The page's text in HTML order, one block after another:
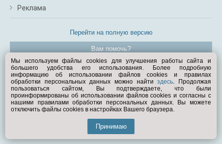
Реклама
Перейти на полную версию
Вам помочь?
© Exist.ru 1998—2026
Мы используем файлы cookies для улучшения работы сайта и
большего удобства его использования. Более подробную
информацию об использовании файлов cookies и правилах
обработки персональных данных можно найтиздесь. Продолжая
пользоваться сайтом, Вы подтверждаете, что были
проинформированы об использовании файлов cookies и согласны с
нашими правилами обработки персональных данных. Вы можете
отключить файлы cookies в настройках Вашего браузера.
Принимаю